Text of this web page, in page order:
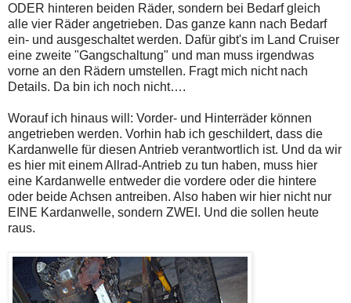
ODER hinteren beiden Räder, sondern bei Bedarf gleich
alle vier Räder angetrieben. Das ganze kann nach Bedarf
ein- und ausgeschaltet werden. Dafür gibt's im Land Cruiser
eine zweite "Gangschaltung" und man muss irgendwas
vorne an den Rädern umstellen. Fragt mich nicht nach
Details. Da bin ich noch nicht….
Worauf ich hinaus will: Vorder- und Hinterräder können
angetrieben werden. Vorhin hab ich geschildert, dass die
Kardanwelle für diesen Antrieb verantwortlich ist. Und da wir
es hier mit einem Allrad-Antrieb zu tun haben, muss hier
eine Kardanwelle entweder die vordere oder die hintere
oder beide Achsen antreiben. Also haben wir hier nicht nur
EINE Kardanwelle, sondern ZWEI. Und die sollen heute
raus.